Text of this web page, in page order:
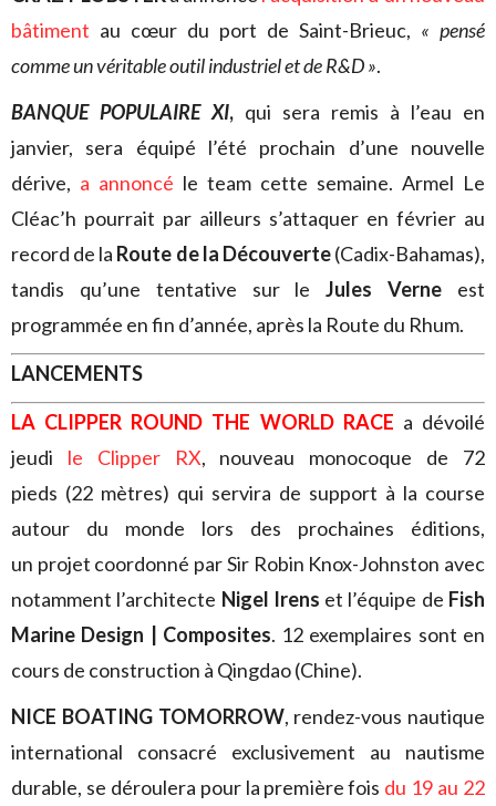
bâtiment au cœur du port de Saint-Brieuc, « pensé
comme un véritable outil industriel et de R&D ».
BANQUE POPULAIRE XI, qui sera remis à l’eau en
janvier, sera équipé l’été prochain d’une nouvelle
dérive, a annoncé le team cette semaine. Armel Le
Cléac’h pourrait par ailleurs s’attaquer en février au
record de la Route de la Découverte(Cadix-Bahamas),
tandis qu’une tentative sur leJules Verne est
programmée en fin d’année, après la Route du Rhum.
LANCEMENTS
LA CLIPPER ROUND THE WORLD RACE a dévoilé
jeudi le Clipper RX, nouveau monocoque de 72
pieds (22 mètres) qui servira de support à la course
autour du monde lors des prochaines éditions,
un projet coordonné par Sir Robin Knox-Johnston avec
notamment l’architecte Nigel Irens et l’équipe de Fish
Marine Design | Composites. 12 exemplaires sont en
cours de construction à Qingdao (Chine).
NICE BOATING TOMORROW, rendez-vous nautique
international consacré exclusivement au nautisme
durable, se déroulera pour la première fois du 19 au 22